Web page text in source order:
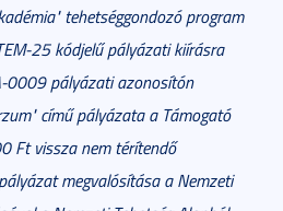
tehetséggondozó program
25 kódjelű pályázati kiírásra
0009 pályázati azonosítón
című pályázata a Támogató
Ft vissza nem térítendő
megvalósítása a Nemzeti